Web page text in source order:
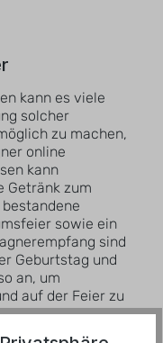
kann es viele
solcher
zu machen,
online
kann
Getränk zum
sowie ein
sind
Geburtstag und
an, um
auf der Feier zu